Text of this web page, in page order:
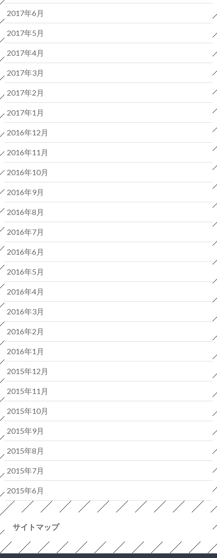
2017年6月
2017年5月
2017年4月
2017年3月
2017年2月
2017年1月
2016年12月
2016年11月
2016年10月
2016年9月
2016年8月
2016年7月
2016年6月
2016年5月
2016年4月
2016年3月
2016年2月
2016年1月
2015年12月
2015年11月
2015年10月
2015年9月
2015年8月
2015年7月
2015年6月
サイトマップ